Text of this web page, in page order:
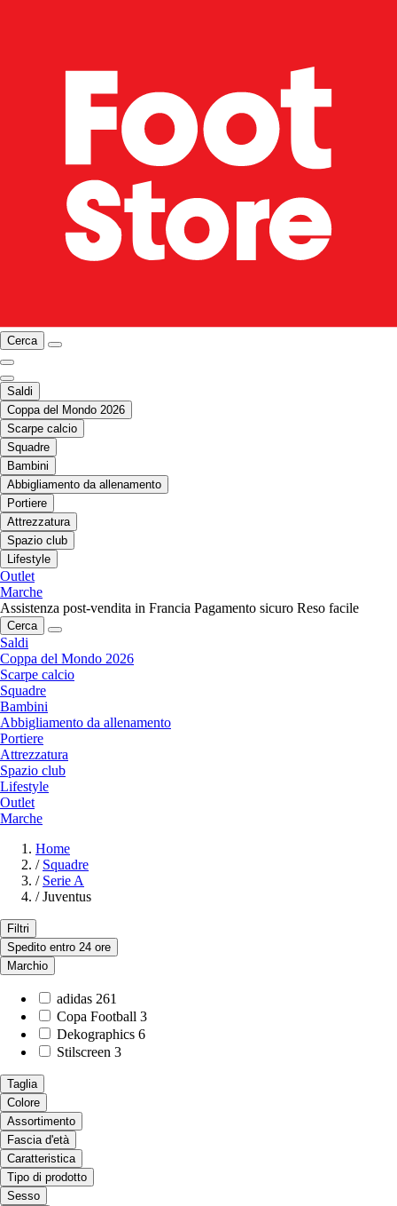
Cerca
Saldi
Coppa del Mondo 2026
Scarpe calcio
Squadre
Bambini
Abbigliamento da allenamento
Portiere
Attrezzatura
Spazio club
Lifestyle
Outlet
Marche
Assistenza post-vendita in Francia Pagamento sicuro Reso facile
Cerca
Saldi
Coppa del Mondo 2026
Scarpe calcio
Squadre
Bambini
Abbigliamento da allenamento
Portiere
Attrezzatura
Spazio club
Lifestyle
Outlet
Marche
Home
/ Squadre
/ Serie A
/ Juventus
Filtri
Spedito entro 24 ore
Marchio
adidas 261
Copa Football 3
Dekographics 6
Stilscreen 3
Taglia
Colore
Assortimento
Fascia d'età
Caratteristica
Tipo di prodotto
Sesso